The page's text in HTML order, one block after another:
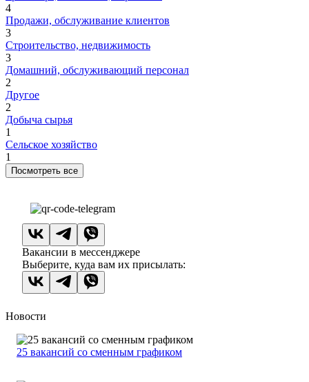
4
Продажи, обслуживание клиентов
3
Строительство, недвижимость
3
Домашний, обслуживающий персонал
2
Другое
2
Добыча сырья
1
Сельское хозяйство
1
Посмотреть все
Вакансии в мессенджере
Выберите, куда вам их присылать:
Новости
25 вакансий со сменным графиком